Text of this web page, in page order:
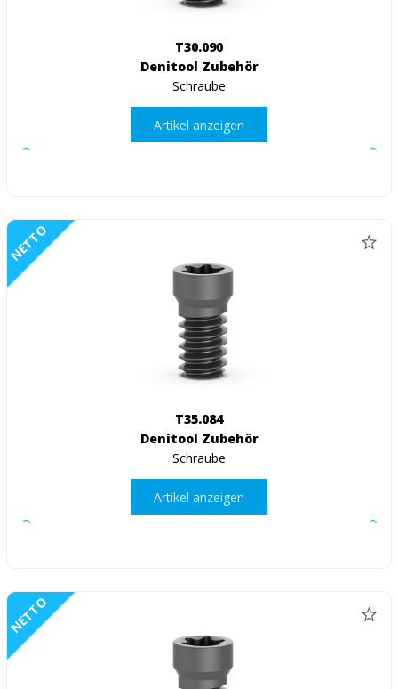
T30.090
Denitool Zubehör
Schraube
Artikel anzeigen
NETTO
T35.084
Denitool Zubehör
Schraube
Artikel anzeigen
NETTO